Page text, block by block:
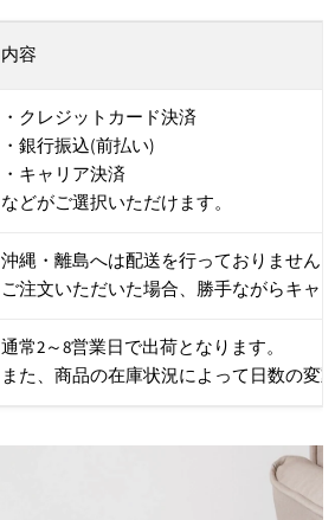
内容
・クレジットカード決済
・銀行振込(前払い)
・キャリア決済
などがご選択いただけます。
沖縄・離島へは配送を行っておりません
ご注文いただいた場合、勝手ながらキャ
通常2～8営業日で出荷となります。
また、商品の在庫状況によって日数の変